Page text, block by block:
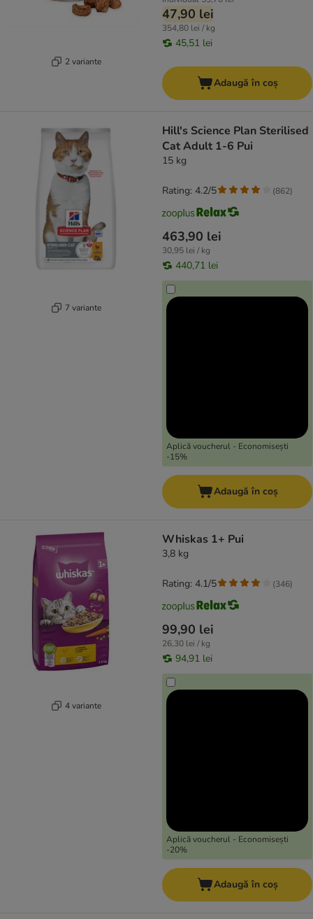
2 variante
47,90 lei
354,80 lei / kg
45,51 lei
Adaugă în coș
7 variante
Hill's Science Plan Sterilised
Cat Adult 1-6 Pui
15 kg
463,90 lei
30,95 lei / kg
440,71 lei
Aplică voucherul - Economisești
-15%
Rating: 4.2/5 (862)
Adaugă în coș
4 variante
Whiskas 1+ Pui
3,8 kg
99,90 lei
26,30 lei / kg
94,91 lei
Aplică voucherul - Economisești
-20%
Rating: 4.1/5 (346)
Adaugă în coș